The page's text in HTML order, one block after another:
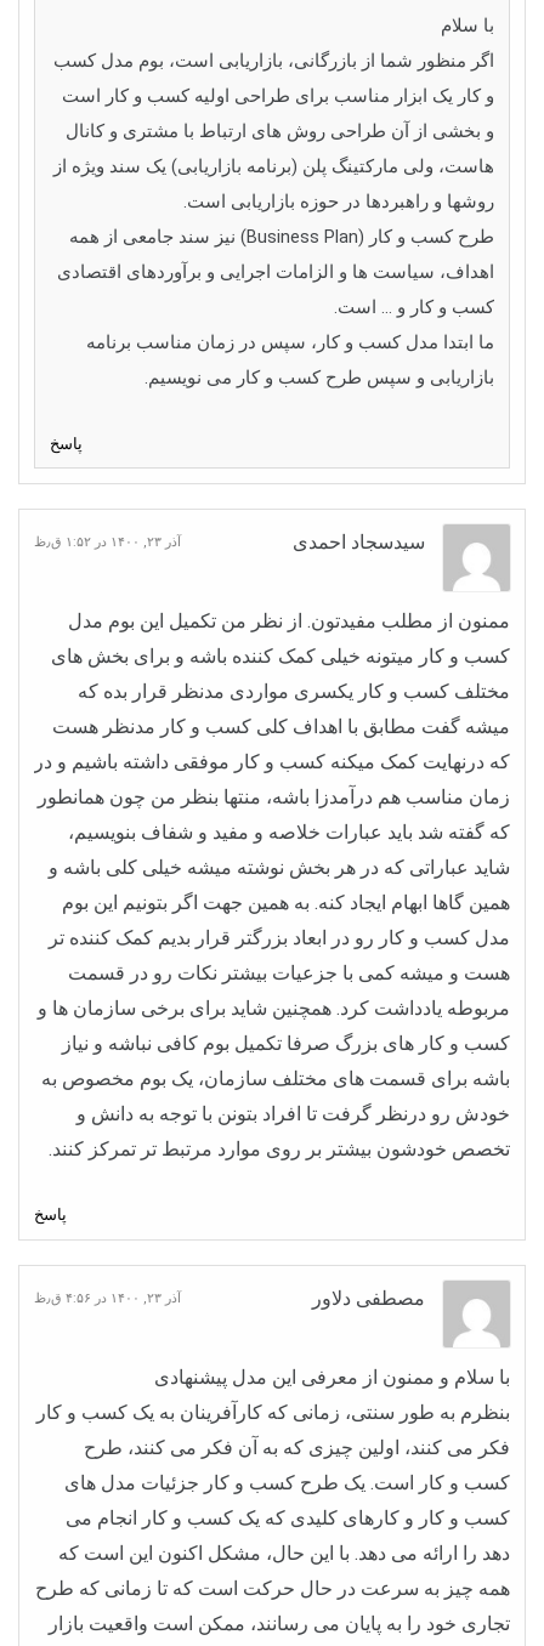
با سلام
اگر منظور شما از بازرگانی، بازاریابی است، بوم مدل کسب
و کار یک ابزار مناسب برای طراحی اولیه کسب و کار است
و بخشی از آن طراحی روش های ارتباط با مشتری و کانال
هاست، ولی مارکتینگ پلن (برنامه بازاریابی) یک سند ویژه از
روشها و راهبردها در حوزه بازاریابی است.
طرح کسب و کار (Business Plan) نیز سند جامعی از همه
اهداف، سیاست ها و الزامات اجرایی و برآوردهای اقتصادی
کسب و کار و … است.
ما ابتدا مدل کسب و کار، سپس در زمان مناسب برنامه
بازاریابی و سپس طرح کسب و کار می نویسیم.
پاسخ
سیدسجاد احمدی آذر ۲۳, ۱۴۰۰ در ۱:۵۲ ق٫ظ
ممنون از مطلب مفیدتون. از نظر من تکمیل این بوم مدل
کسب و کار میتونه خیلی کمک کننده باشه و برای بخش های
مختلف کسب و کار یکسری مواردی مدنظر قرار بده که
میشه گفت مطابق با اهداف کلی کسب و کار مدنظر هست
که درنهایت کمک میکنه کسب و کار موفقی داشته باشیم و در
زمان مناسب هم درآمدزا باشه، منتها بنظر من چون همانطور
که گفته شد باید عبارات خلاصه و مفید و شفاف بنویسیم،
شاید عباراتی که در هر بخش نوشته میشه خیلی کلی باشه و
همین گاها ابهام ایجاد کنه. به همین جهت اگر بتونیم این بوم
مدل کسب و کار رو در ابعاد بزرگتر قرار بدیم کمک کننده تر
هست و میشه کمی با جزعیات بیشتر نکات رو در قسمت
مربوطه یادداشت کرد. همچنین شاید برای برخی سازمان ها و
کسب و کار های بزرگ صرفا تکمیل بوم کافی نباشه و نیاز
باشه برای قسمت های مختلف سازمان، یک بوم مخصوص به
خودش رو درنظر گرفت تا افراد بتونن با توجه به دانش و
تخصص خودشون بیشتر بر روی موارد مرتبط تر تمرکز کنند.
پاسخ
مصطفی دلاور آذر ۲۳, ۱۴۰۰ در ۴:۵۶ ق٫ظ
با سلام و ممنون از معرفی این مدل پیشنهادی
بنظرم به طور سنتی، زمانی که کارآفرینان به یک کسب و کار
فکر می کنند، اولین چیزی که به آن فکر می کنند، طرح
کسب و کار است. یک طرح کسب و کار جزئیات مدل های
کسب و کار و کارهای کلیدی که یک کسب و کار انجام می
دهد را ارائه می دهد. با این حال، مشکل اکنون این است که
همه چیز به سرعت در حال حرکت است که تا زمانی که طرح
تجاری خود را به پایان می رسانند، ممکن است واقعیت بازار